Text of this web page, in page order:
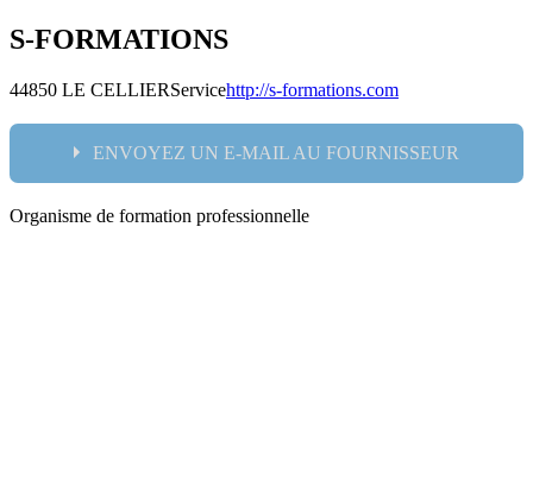
S-FORMATIONS
44850 LE CELLIERServicehttp://s-formations.com
ENVOYEZ UN E-MAIL AU FOURNISSEUR
Nom:
Organisme de formation professionnelle